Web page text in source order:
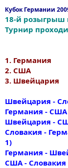
а
Кубок Германии
18-й розыгрыш
Турнир
1. Германия
2. США
3. Швейцария
Швейцария -
Германия - США
Швейцария -
Словакия -
1)
Германия -
США - Словакия